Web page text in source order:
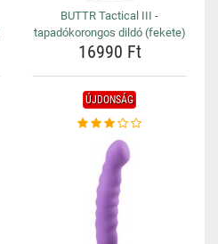
BUTTR Tactical III -
tapadókorongos dildó (fekete)
16990 Ft
ÚJDONSÁG